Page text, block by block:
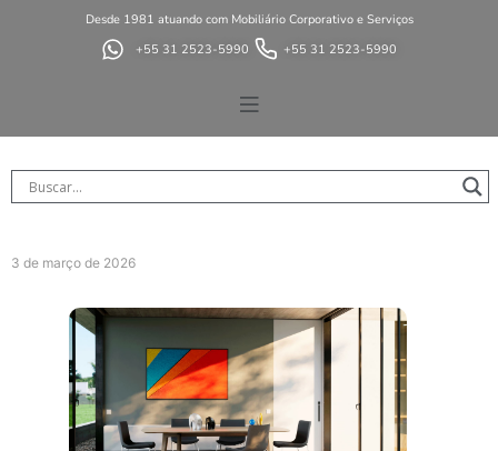
Desde 1981 atuando com Mobiliário Corporativo e Serviços
+55 31 2523-5990
+55 31 2523-5990
3 de março de 2026